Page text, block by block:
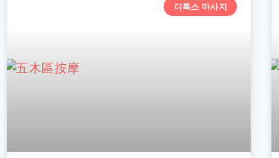
디톡스 마사지